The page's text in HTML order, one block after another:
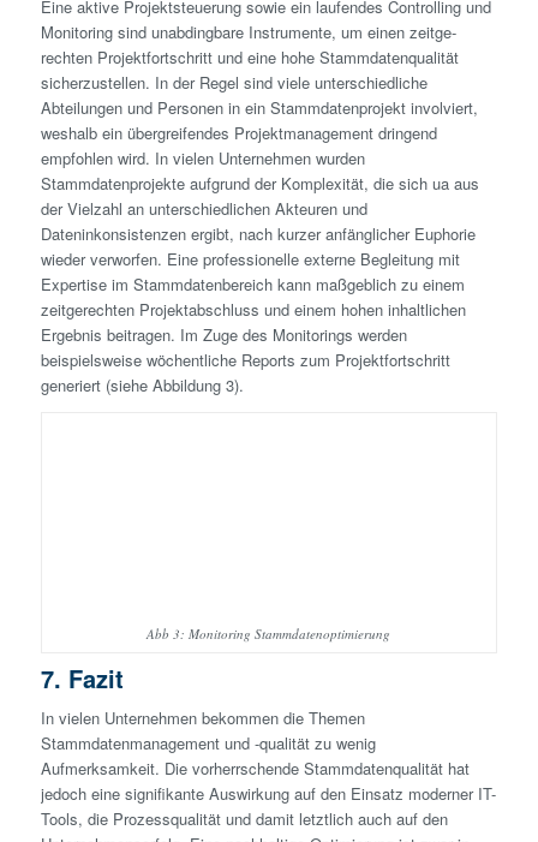
Eine aktive Projekt­steuerung sowie ein laufendes Controlling und
Monitoring sind unabdingbare Instrumente, um einen zeitge­
rechten Projektfortschritt und eine hohe Stammdatenqualität
sicherzustellen. In der Regel sind viele unterschiedliche
Abteilungen und Personen in ein Stammdatenprojekt involviert,
weshalb ein übergreifendes Projektmanagement dringend
empfohlen wird. In vielen Unternehmen wurden
Stammdatenprojekte aufgrund der Komplexität, die sich ua aus
der Vielzahl an unterschiedlichen Akteuren und
Dateninkonsistenzen ergibt, nach kurzer anfänglicher Euphorie
wieder verworfen. Eine professionelle externe Begleitung mit
Expertise im Stammdatenbereich kann maßgeblich zu einem
zeitge­rechten Projektabschluss und einem hohen inhaltlichen
Ergebnis beitragen. Im Zuge des Monitorings werden
beispielsweise wöchentliche Reports zum Projektfortschritt
generiert (siehe Abbildung 3).
Abb 3: Monitoring Stammdatenoptimierung
7. Fazit
In vielen Unternehmen bekommen die Themen
Stammdatenmanagement und -qualität zu wenig
Aufmerksamkeit. Die vorherrschende Stammdatenqualität hat
jedoch eine signifikante Auswirkung auf den Einsatz moderner IT-
Tools, die Prozessqualität und damit letztlich auch auf den